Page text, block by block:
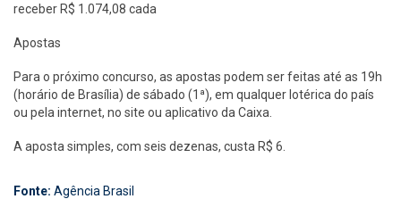
receber R$ 1.074,08 cada
Apostas
Para o próximo concurso, as apostas podem ser feitas até as 19h
(horário de Brasília) de sábado (1ª), em qualquer lotérica do país
ou pela internet, no site ou aplicativo da Caixa.
A aposta simples, com seis dezenas, custa R$ 6.
Fonte: Agência Brasil